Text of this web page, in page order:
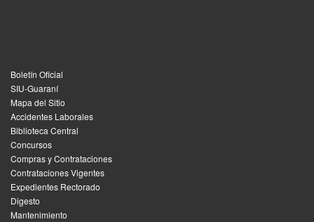
Boletín Oficial
SIU-Guaraní
Mapa del Sitio
Accidentes Laborales
Biblioteca Central
Concursos
Compras y Contrataciones
Contrataciones Vigentes
Expedientes Rectorado
Digesto
Mantenimiento